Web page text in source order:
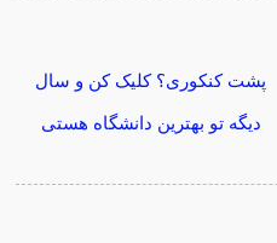
پشت کنکوری؟ کلیک کن و سال
دیگه تو بهترین دانشگاه هستی